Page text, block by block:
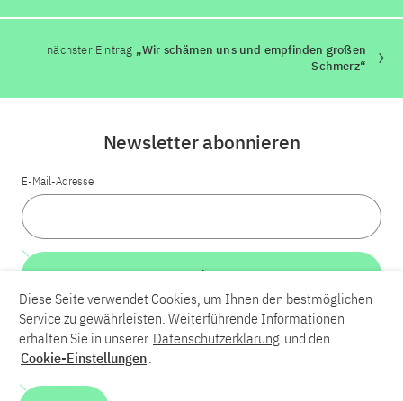
nächster Eintrag „Wir schämen uns und empfinden großen
Schmerz“
LinkedInBlueskyYouTube
Kontakt
Newsletter abonnieren
E-Mail-Adresse
Weiter
Diese Seite verwendet Cookies, um Ihnen den bestmöglichen
Service zu gewährleisten. Weiterführende Informationen
erhalten Sie in unserer Datenschutzerklärung und den
Cookie-Einstellungen.